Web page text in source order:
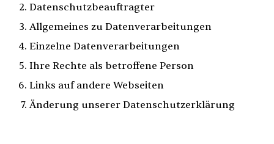
Datenschutzbeauftragter
Allgemeines zu Datenverarbeitungen
Einzelne Datenverarbeitungen
Ihre Rechte als betroffene Person
Links auf andere Webseiten
Änderung unserer Datenschutzerklärung